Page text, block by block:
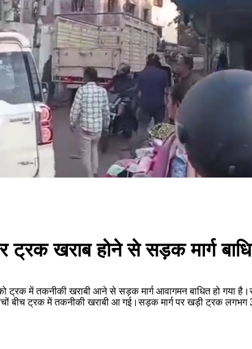
ट्रक खराब होने से सड़क मार्ग
ट्रक में तकनीकी खराबी आने से सड़क मार्ग आवागमन बाधित हो
बीच ट्रक में तकनीकी खराबी आ गई।सड़क मार्ग पर खड़ी ट्रक